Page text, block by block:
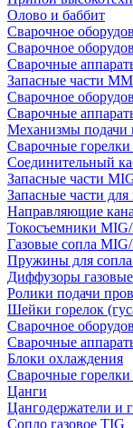
Олово и баббит
Сварочное
Сварочное
Сварочные
Запасные части
Сварочное
Сварочные
Механизмы подачи
Сварочные
Соединительный
Запасные части
Запасные части
Направляющие
Токосъемники
Газовые сопла
Пружины для
Диффузоры
Ролики подачи
Шейки горелок
Сварочное
Сварочные
Блоки охлаждения
Сварочные
Цанги
Цангодержатели и
Сопло газовое TIG